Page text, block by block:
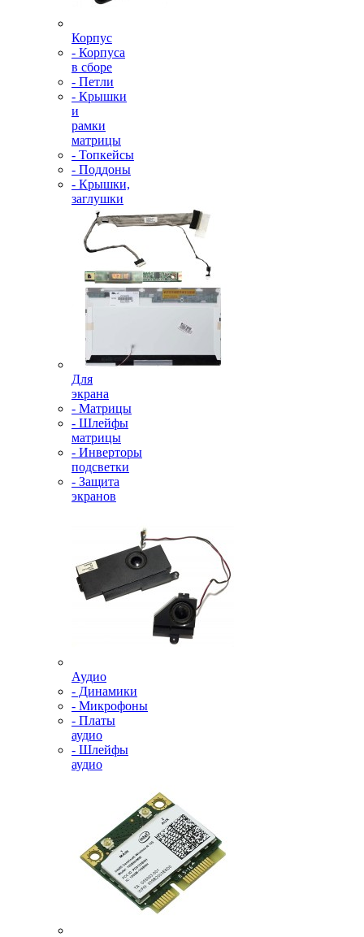
Корпус
- Корпуса
в сборе
- Петли
- Крышки
и
рамки
матрицы
- Топкейсы
- Поддоны
- Крышки,
заглушки
Для
экрана
- Матрицы
- Шлейфы
матрицы
- Инверторы
подсветки
- Защита
экранов
Аудио
- Динамики
- Микрофоны
- Платы
аудио
- Шлейфы
аудио